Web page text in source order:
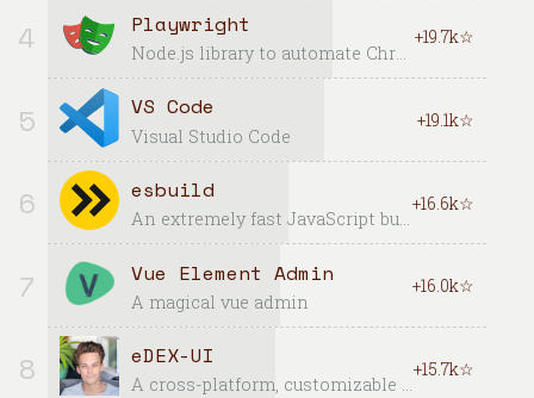
4 Playwright
Node.js library to automate Chromium, Firefox and WebKit with a single API
+19.7k☆
5 VS Code
Visual Studio Code
+19.1k☆
6 esbuild
An extremely fast JavaScript bundler and minifier
+16.6k☆
7 Vue Element Admin
A magical vue admin
+16.0k☆
8 eDEX-UI
A cross-platform, customizable science fiction terminal emulator with advanced monitoring & touchscreen support.
+15.7k☆